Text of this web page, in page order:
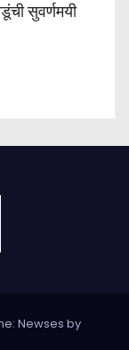
सुवर्णमयी
Newses by